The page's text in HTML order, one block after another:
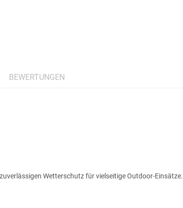
BEWERTUNGEN
Wetterschutz für vielseitige Outdoor-Einsätze.